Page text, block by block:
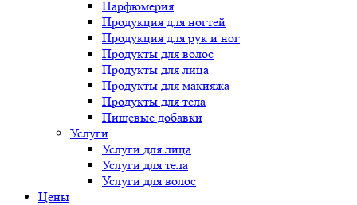
Парфюмерия
Продукция для ногтей
Продукция для рук и ног
Продукты для волос
Продукты для лица
Продукты для макияжа
Продукты для тела
Пищевые добавки
Услуги
Услуги для лица
Услуги для тела
Услуги для волос
Цены